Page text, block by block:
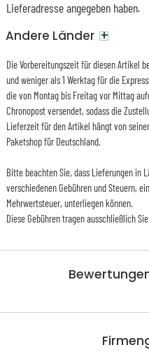
Lieferadresse angegeben haben.
Andere Länder +
Die Vorbereitungszeit für diesen Artikel
und weniger als 1 Werktag für die
die von Montag bis Freitag vor Mittag
Chronopost versendet, sodass die
Lieferzeit für den Artikel hängt von
Paketshop für Deutschland.
Bitte beachten Sie, dass Lieferungen in
verschiedenen Gebühren und Steuern,
Mehrwertsteuer, unterliegen können.
Diese Gebühren tragen ausschließlich